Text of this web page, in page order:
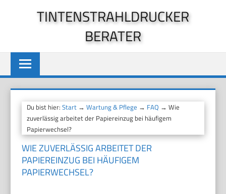
TINTENSTRAHLDRUCKER
BERATER
Du bist hier:Start →Wartung & Pflege → FAQ → Wie
zuverlässig arbeitet der Papiereinzug bei häufigem
Papierwechsel?
WIE ZUVERLÄSSIG ARBEITET DER
PAPIEREINZUG BEI HÄUFIGEM
PAPIERWECHSEL?